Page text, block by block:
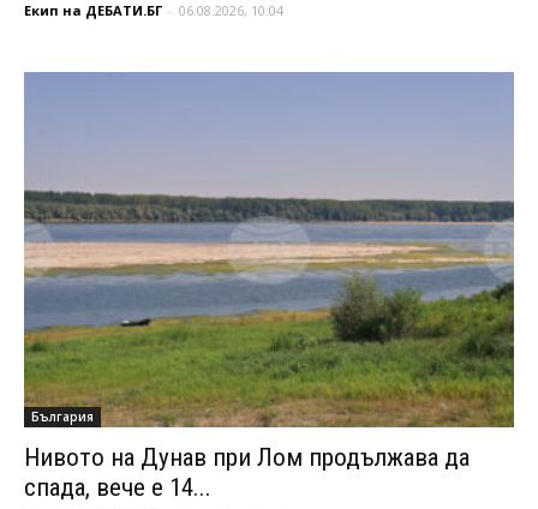
Екип на ДЕБАТИ.БГ - 06.08.2026, 10:04
България
Нивото на Дунав при Лом продължава да
спада, вече е 14...